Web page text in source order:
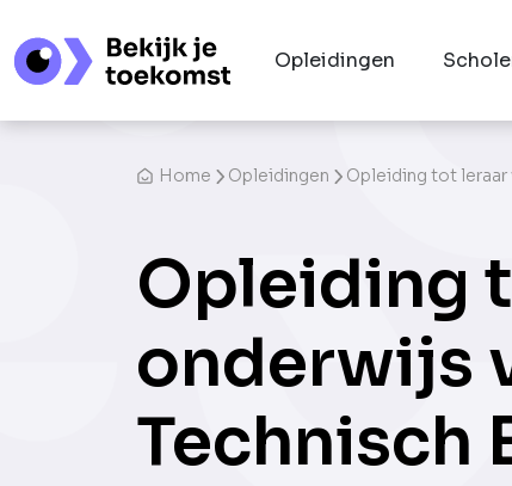
Opleidingen
Home Opleidingen Opleiding tot
Opleiding
onderwijs
Technisch